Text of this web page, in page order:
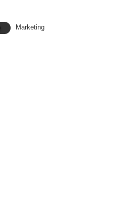
Marketing